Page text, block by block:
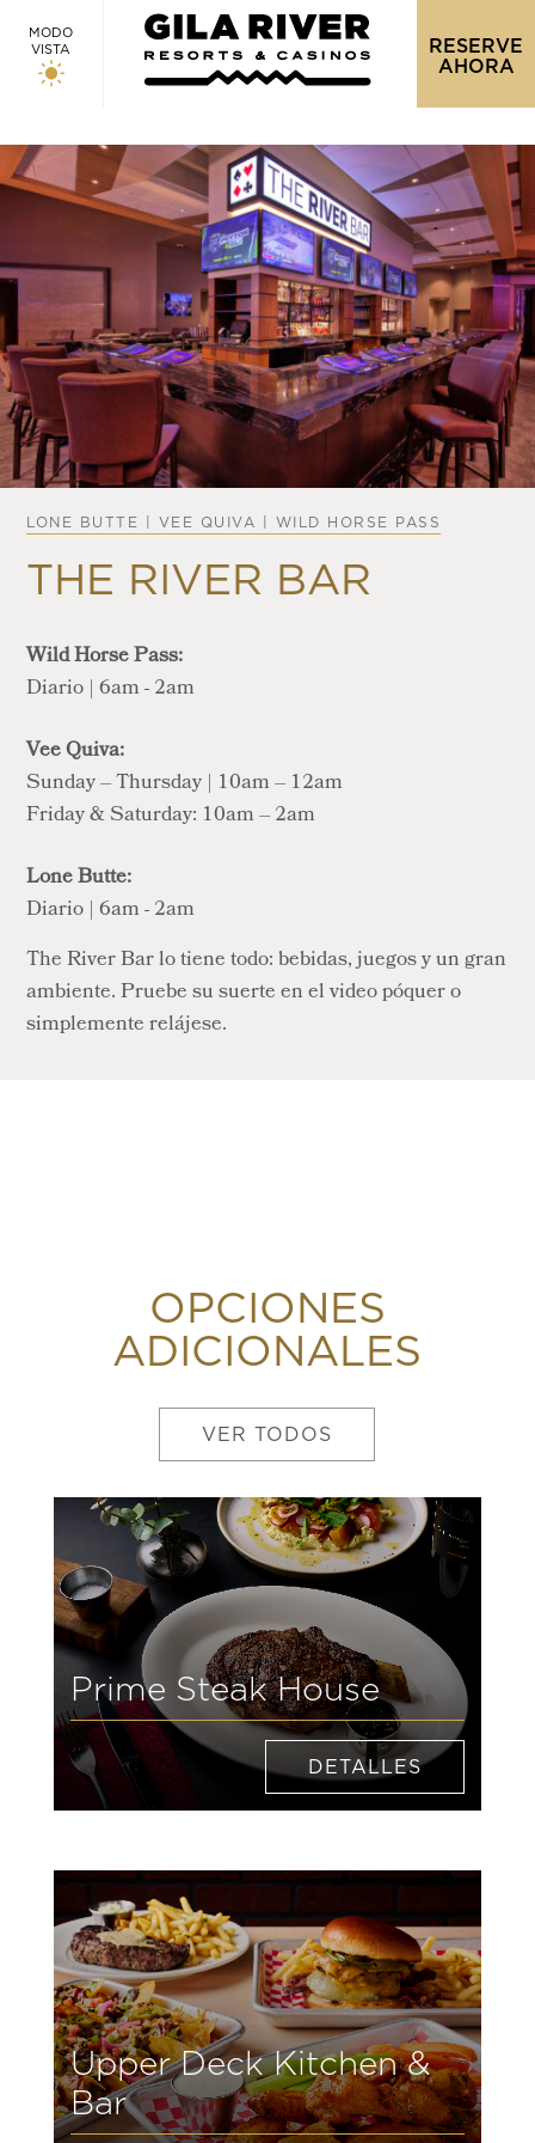
MODO
VISTA
RESERVE
AHORA
LONE BUTTE | VEE QUIVA | WILD HORSE PASS
THE RIVER BAR
Wild Horse Pass:
Diario | 6am - 2am
Vee Quiva:
Sunday – Thursday | 10am – 12am
Friday & Saturday: 10am – 2am
Lone Butte:
Diario | 6am - 2am
The River Bar lo tiene todo: bebidas, juegos y un gran
ambiente. Pruebe su suerte en el video póquer o
simplemente relájese.
OPCIONES
ADICIONALES
VER TODOS
Prime Steak House
DETALLES
Upper Deck Kitchen &
Bar